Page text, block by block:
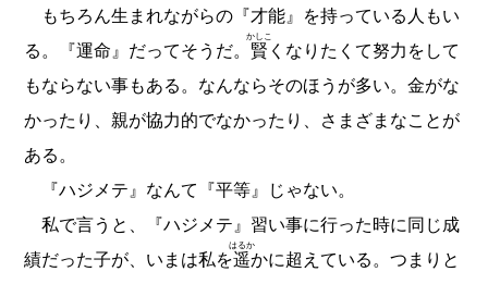
もちろん生まれながらの『才能』を持っている人もい
る。『運命』だってそうだ。 賢
かしこ
くなりたくて努力をして
もならない事もある。なんならそのほうが多い。金がな
かったり、親が協力的でなかったり、さまざまなことが
ある。
『ハジメテ』なんて『平等』じゃない。
私で言うと、『ハジメテ』習い事に行った時に同じ成
績だった子が、いまは私を遥
はるか
かに超えている。つまりと